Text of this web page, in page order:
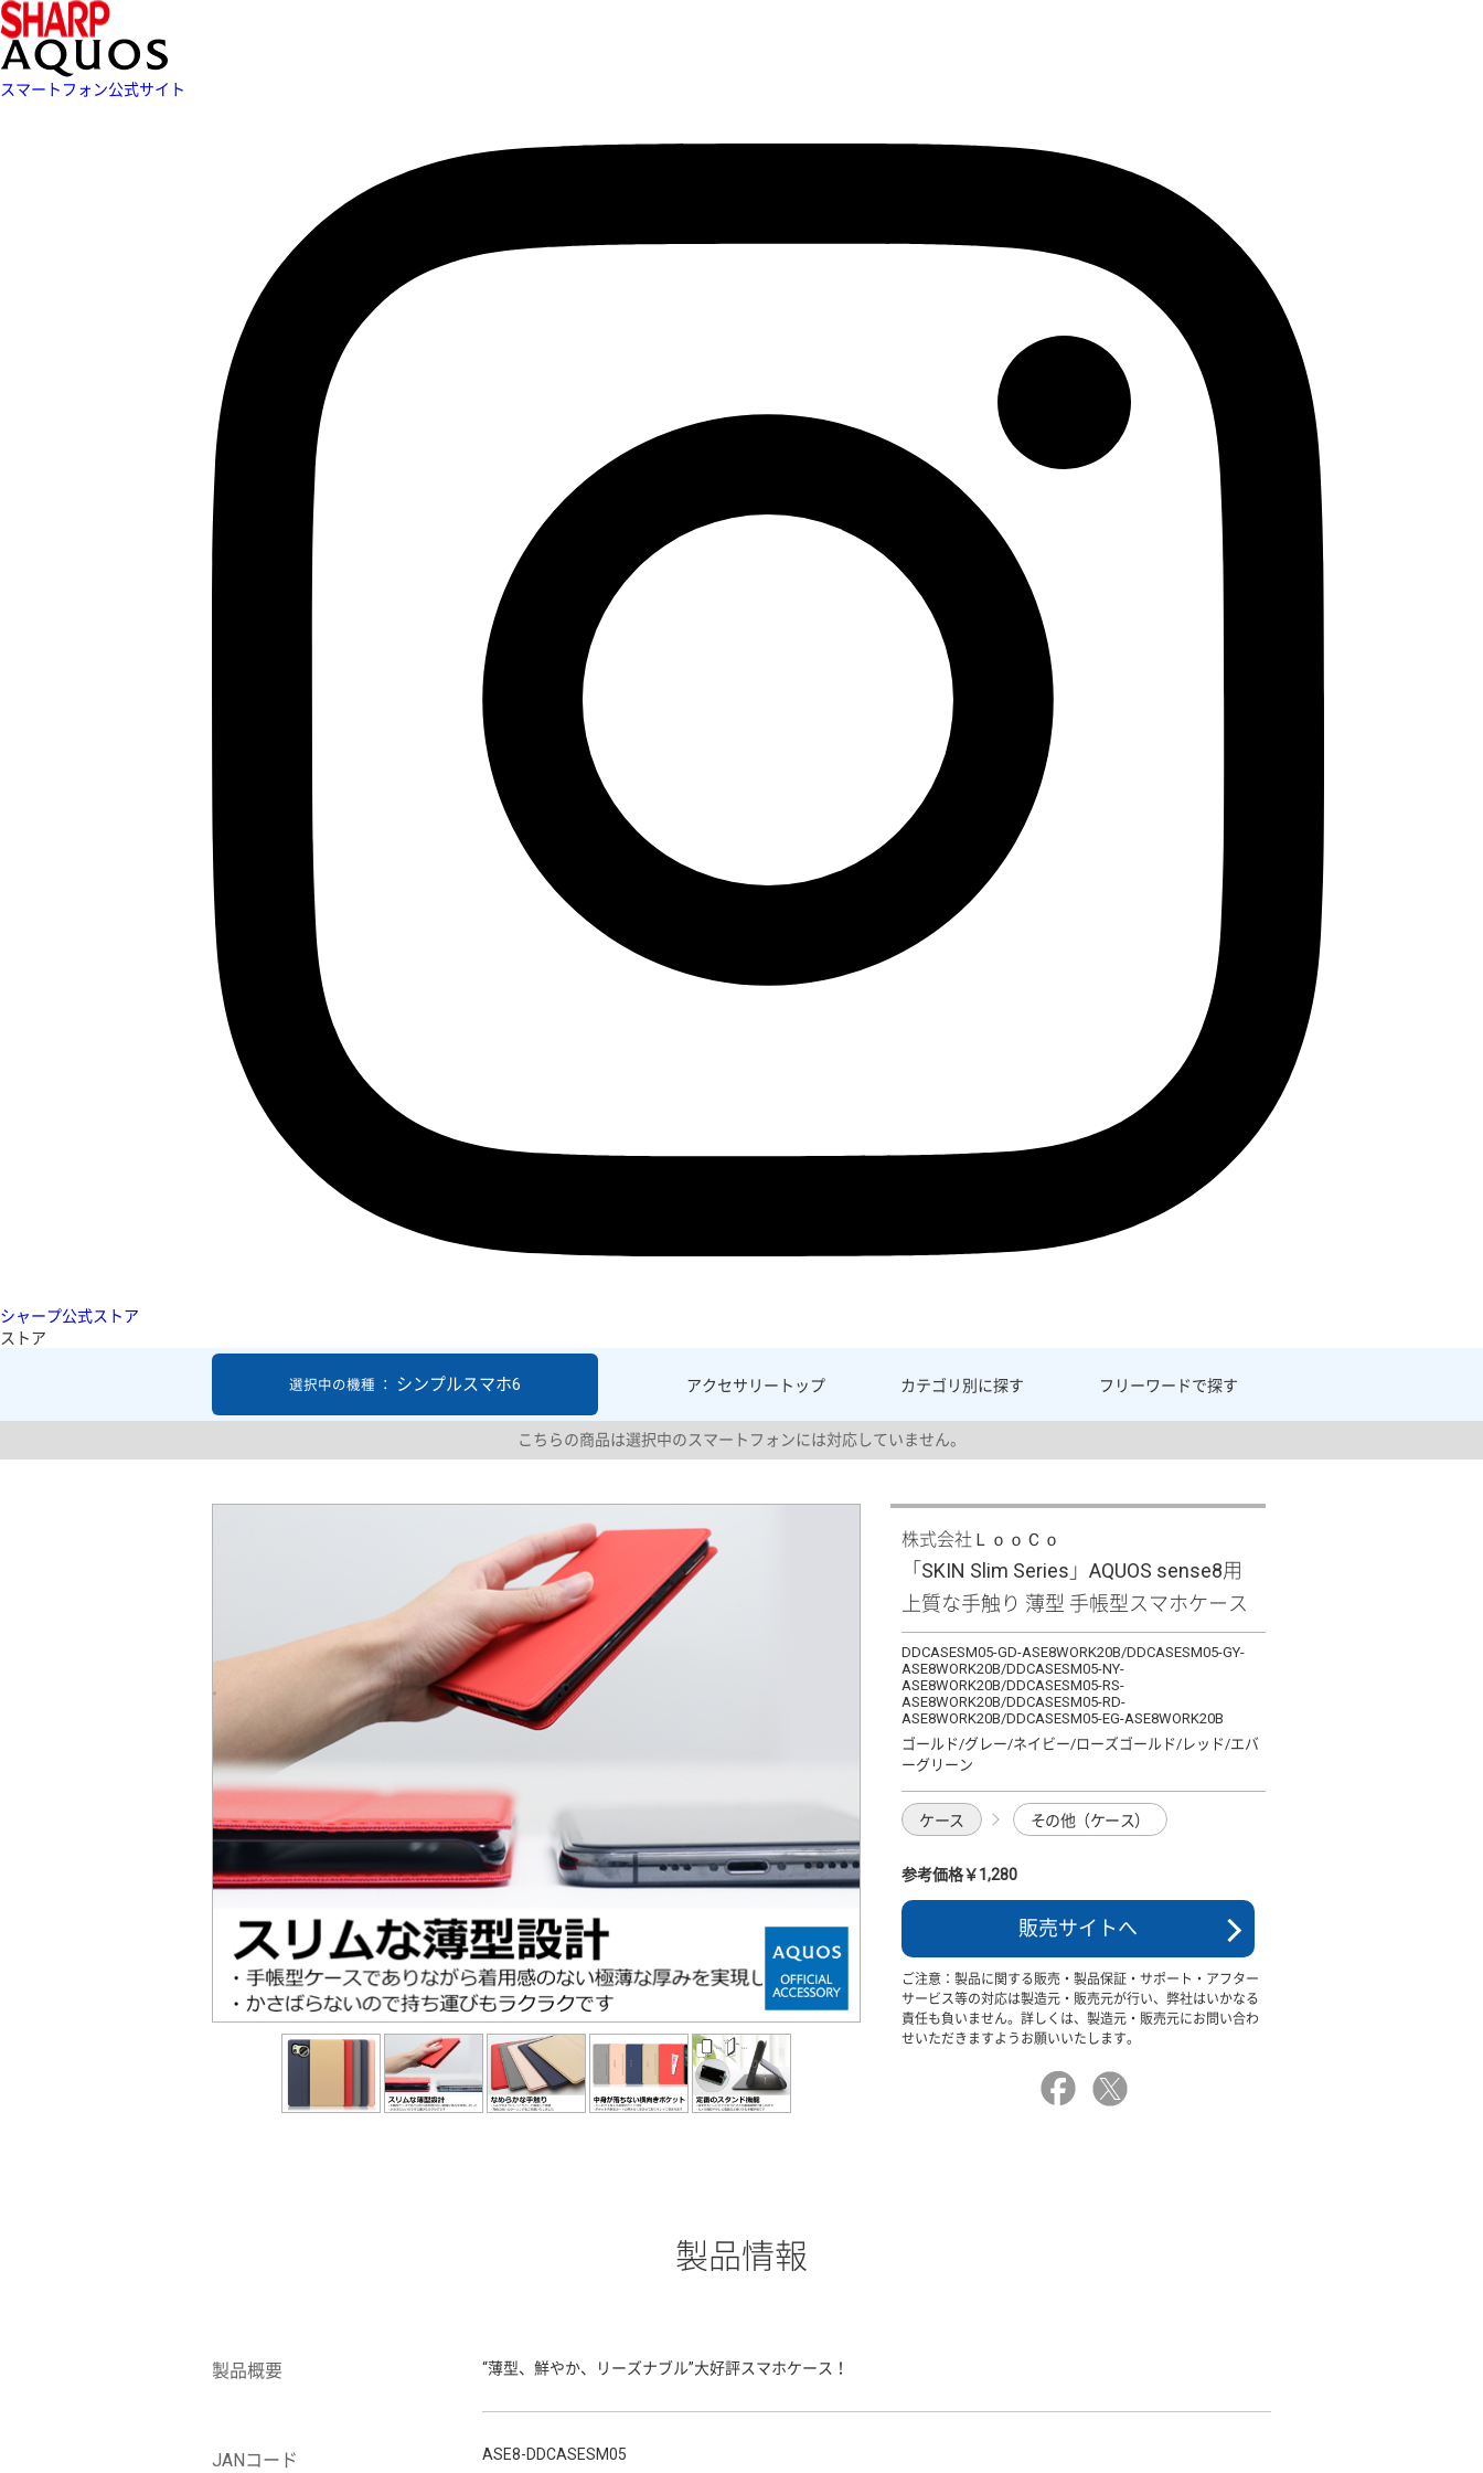
スマートフォン公式サイト
シャープ公式ストア
ストア
アクセサリー トップ カテゴリ別に探す フリーワードで探す
選択中の機種 ： シンプルスマホ6
こちらの商品は選択中のスマートフォンには対応していません。
株式会社ＬｏｏＣｏ
「SKIN Slim Series」AQUOS sense8用
上質な手触り 薄型 手帳型スマホケース
DDCASESM05-GD-ASE8WORK20B/DDCASESM05-GY-
ASE8WORK20B/DDCASESM05-NY-
ASE8WORK20B/DDCASESM05-RS-
ASE8WORK20B/DDCASESM05-RD-
ASE8WORK20B/DDCASESM05-EG-ASE8WORK20B
ゴールド/グレー/ネイビー/ローズゴールド/レッド/エバ
ーグリーン
ケース その他（ケース）
参考価格￥1,280
販売サイトへ
ご注意：製品に関する販売・製品保証・サポート・アフター
サービス等の対応は製造元・販売元が行い、弊社はいかなる
責任も負いません。詳しくは、製造元・販売元にお問い合わ
せいただきますようお願いいたします。
製品情報
製品概要 “薄型、鮮やか、リーズナブル”大好評スマホケース！
JANコード ASE8-DDCASESM05